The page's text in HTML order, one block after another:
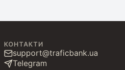
КОНТАКТИ
support@traficbank.ua
Telegram